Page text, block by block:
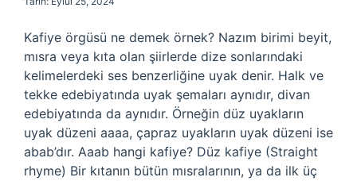
Kafiye örgüsü ne demek örnek? Nazım birimi beyit,
mısra veya kıta olan şiirlerde dize sonlarındaki
kelimelerdeki ses benzerliğine uyak denir. Halk ve
tekke edebiyatında uyak şemaları aynıdır, divan
edebiyatında da aynıdır. Örneğin düz uyakların
uyak düzeni aaaa, çapraz uyakların uyak düzeni ise
abab’dır. Aaab hangi kafiye? Düz kafiye (Straight
rhyme) Bir kıtanın bütün mısralarının, ya da ilk üç